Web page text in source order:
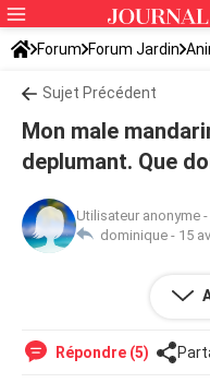
Forum Forum Jardin
Sujet Précédent
Mon male
deplumant. Que
Utilisateur anonyme -
dominique - 15
Mon male mandarin
Répondre (5)